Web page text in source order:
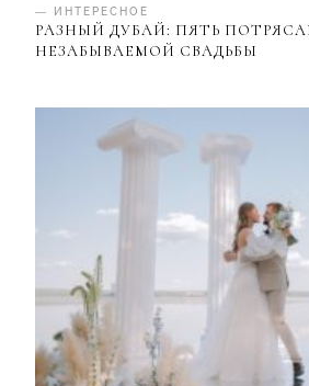
— ИНТЕРЕСНОЕ
РАЗНЫЙ ДУБАЙ: ПЯТЬ
НЕЗАБЫВАЕМОЙ СВАДЬБЫ